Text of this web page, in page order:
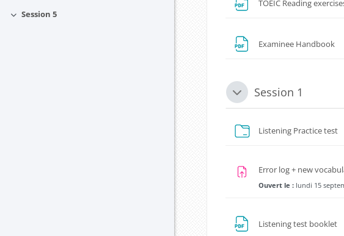
Replier
Session 5
TOEIC Reading
Examinee Handbook
ReplierSession 1
Listening Practice test
Error log + new
Ouvert le :lundi 15
Listening test booklet